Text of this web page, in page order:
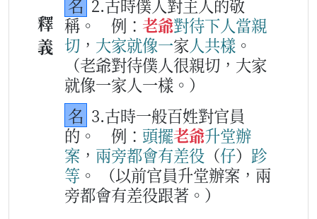
釋
義
名 2.古時僕人對主人的敬
稱。
例： 老爺對待下人當親
切 ， 大家就像一家人共樣 。
（老爺對待僕人很親切，大家
就像一家人一樣。）
名 3.古時一般百姓對官員
的。
例： 頭擺老爺升堂辦
案 ， 兩旁都會有差役 （仔） 跈
等 。
（以前官員升堂辦案，兩
旁都會有差役跟著。）